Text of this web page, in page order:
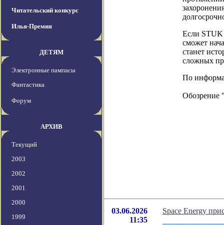
Читательский конкурс
Илья-Премия
ДЕТЯМ
Электронные пампасы
Фантастика
Форум
АРХИВ
Текущий
2003
2002
2001
2000
1999
Если STUK
сможет
станет
сложных
По
Обозрение
03.06.2026
11:35
Space Energy